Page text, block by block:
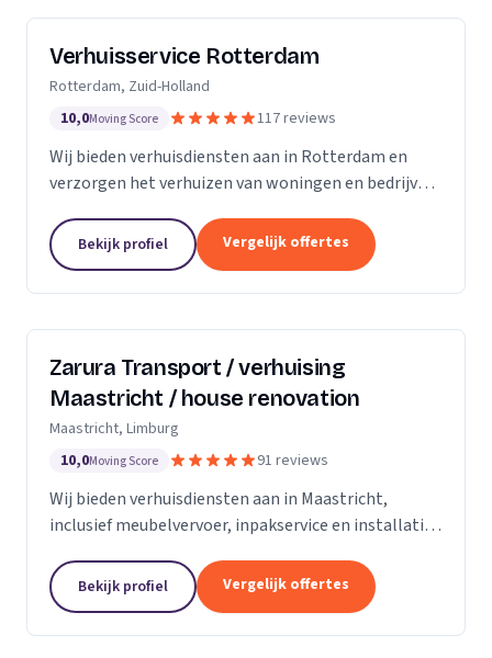
Verhuisservice Rotterdam
Rotterdam, Zuid-Holland
10,0Moving Score 117 reviews
Wij bieden verhuisdiensten aan in Rotterdam en
verzorgen het verhuizen van woningen en bedrijven
Bekijk profiel Vergelijk offertes
Zarura Transport / verhuising
Maastricht / house renovation
Maastricht, Limburg
10,0Moving Score 91 reviews
Wij bieden verhuisdiensten aan in Maastricht,
inclusief meubelvervoer, inpakservice en installatie
Bekijk profiel Vergelijk offertes